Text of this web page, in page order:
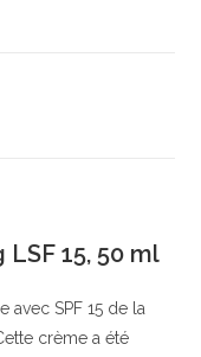
15, 50 ml
avec SPF 15 de la
crème a été